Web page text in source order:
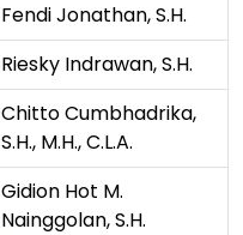
Fendi Jonathan, S.H.
Riesky Indrawan, S.H.
Chitto Cumbhadrika,
S.H., M.H., C.L.A.
Gidion Hot M.
Nainggolan, S.H.